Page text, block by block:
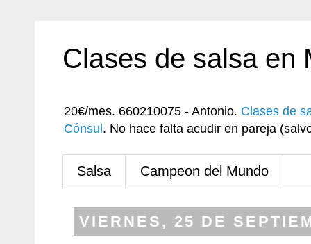
Clases de salsa en
20€/mes. 660210075 - Antonio. Clases de
Cónsul . No hace falta acudir en pareja
Salsa Campeon del Mundo
VIERNES, 25 DE